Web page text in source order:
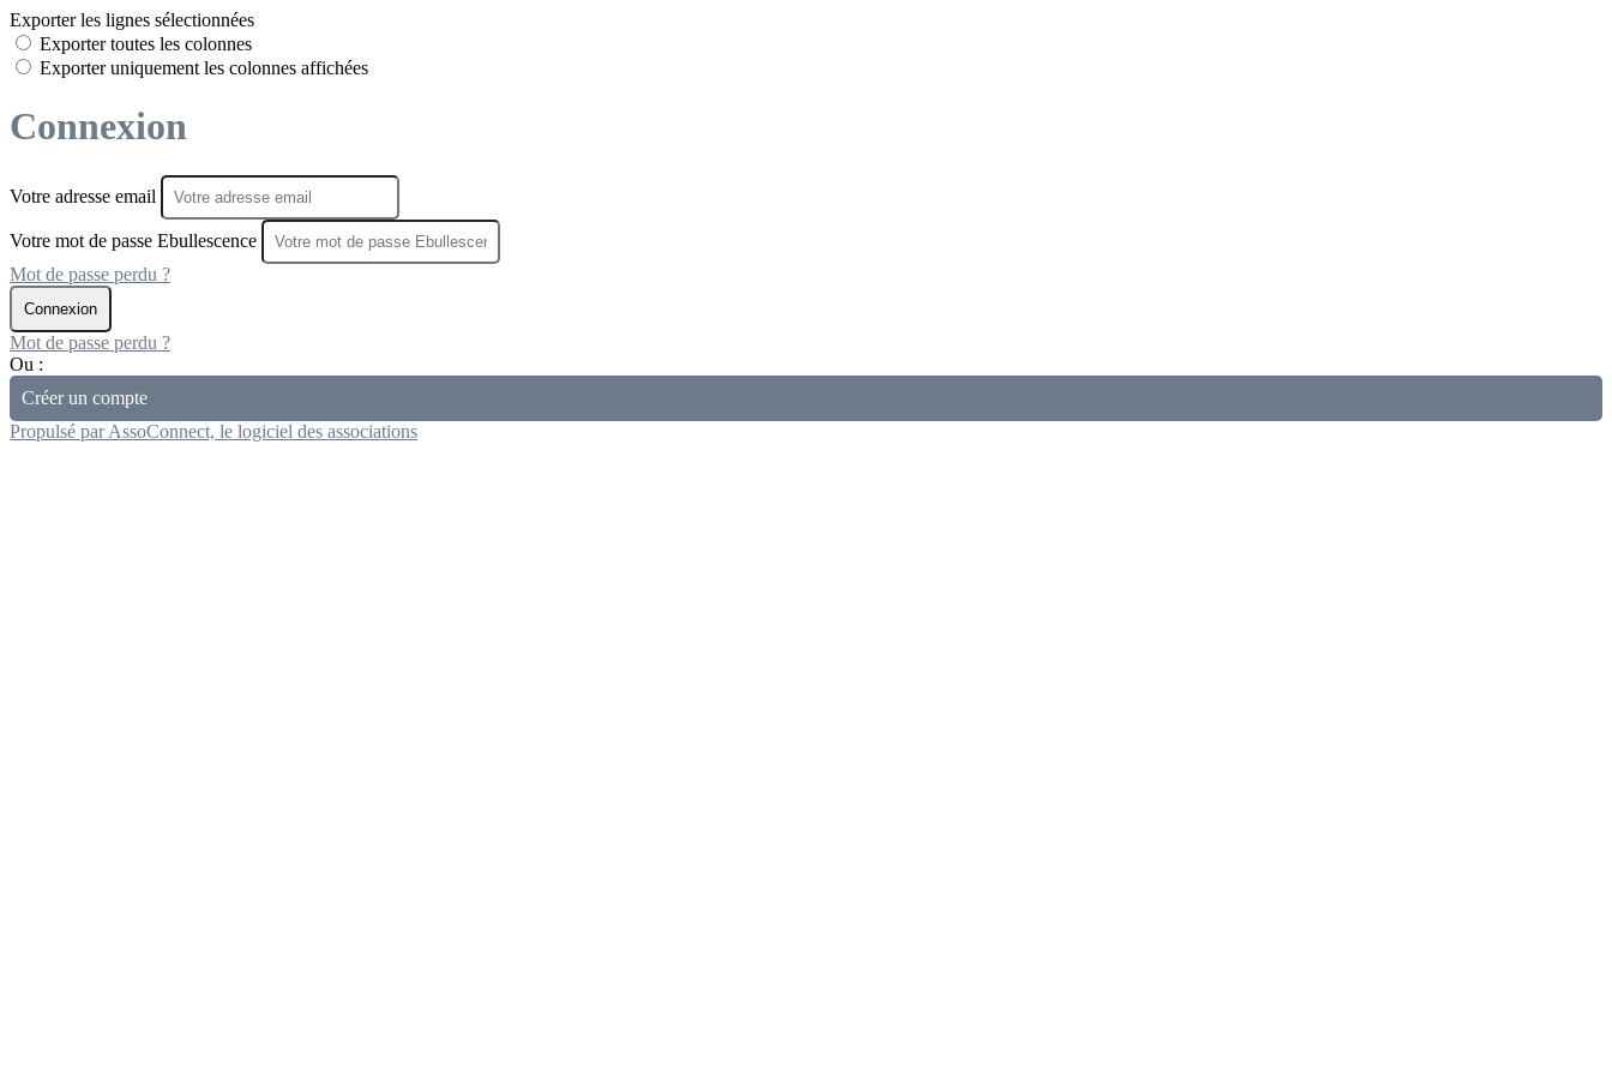
Exporter les lignes sélectionnées
Exporter toutes les colonnes
Exporter uniquement les colonnes affichées
Connexion
Votre adresse email
Votre mot de passe Ebullescence
Mot de passe perdu ?
Connexion
Mot de passe perdu ?
Ou :
Créer un compte
Propulsé par AssoConnect, le logiciel des associations